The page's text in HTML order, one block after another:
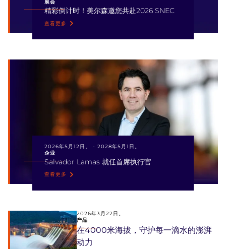
展会
精彩倒计时！美尔森邀您共赴2026 SNEC
查看更多
2026年5月12日。 - 2028年5月1日。
企业
Salvador Lamas 就任首席执行官
查看更多
2026年3月22日。
产品
在4000米海拔，守护每一滴水的澎湃
动力